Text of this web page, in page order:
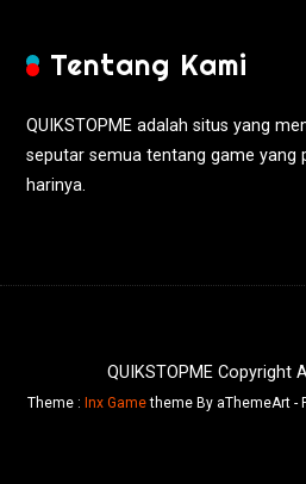
Tentang Kami
QUIKSTOPME adalah situs yang
seputar semua tentang game yang
harinya.
QUIKSTOPME Copyright
Theme : Inx Gametheme By aThemeArt -